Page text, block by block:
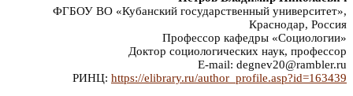
ФГБОУ ВО «Кубанский государственный университет»,
Краснодар, Россия
Профессор кафедры «Социологии»
Доктор социологических наук, профессор
E-mail: degnev20@rambler.ru
РИНЦ: https://elibrary.ru/author_profile.asp?id=163439